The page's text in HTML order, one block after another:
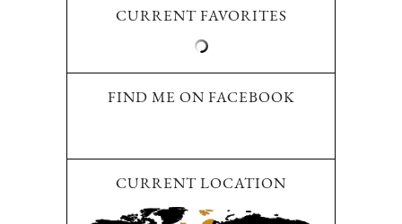
CURRENT FAVORITES
FIND ME ON FACEBOOK
CURRENT LOCATION